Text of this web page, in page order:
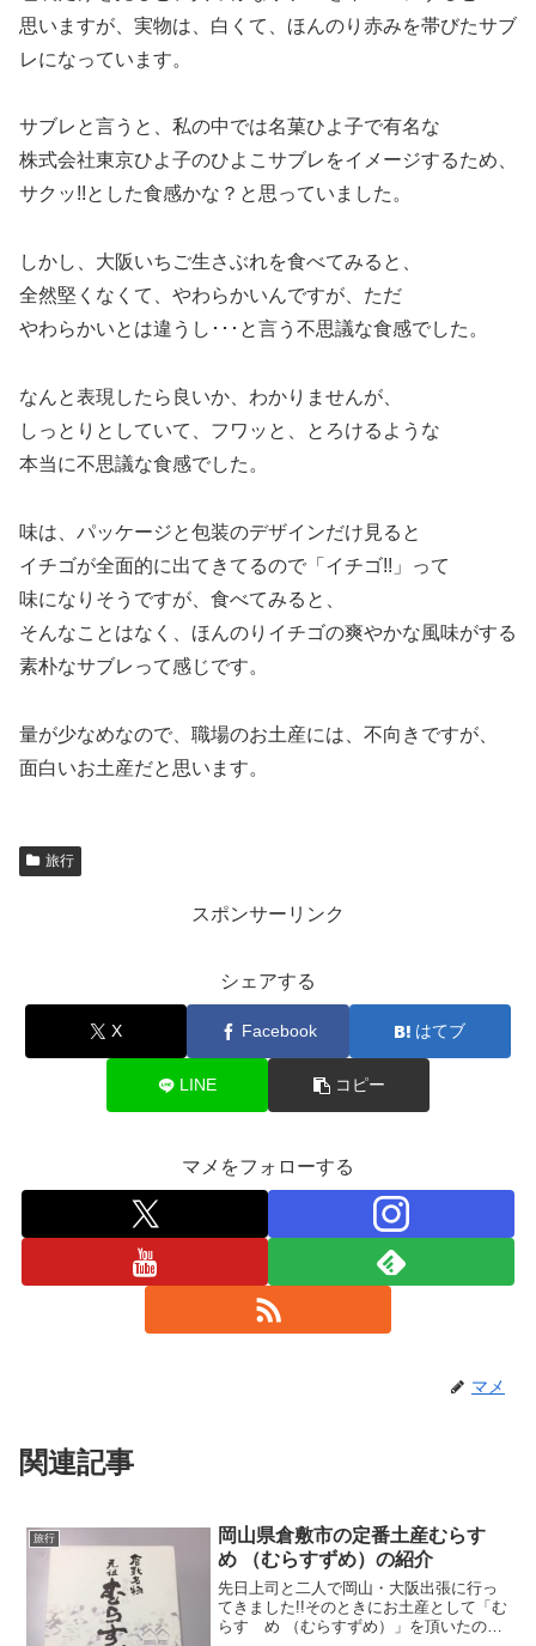
思いますが、実物は、白くて、ほんのり赤みを帯びたサブ
レになっています。
サブレと言うと、私の中では名菓ひよ子で有名な
株式会社東京ひよ子のひよこサブレをイメージするため、
サクッ!!とした食感かな？と思っていました。
しかし、大阪いちご生さぶれを食べてみると、
全然堅くなくて、やわらかいんですが、ただ
やわらかいとは違うし･･･と言う不思議な食感でした。
なんと表現したら良いか、わかりませんが、
しっとりとしていて、フワッと、とろけるような
本当に不思議な食感でした。
味は、パッケージと包装のデザインだけ見ると
イチゴが全面的に出てきてるので「イチゴ!!」って
味になりそうですが、食べてみると、
そんなことはなく、 ほんのりイチゴの爽やかな風味がする
素朴なサブレって感じです。
量が少なめなので、職場のお土産には、不向きですが、
面白いお土産だと思います。
旅行
スポンサーリンク
シェアする
X Facebook はてブ
LINE コピー
マメをフォローする
マメ
関連記事
旅行
岡山県倉敷市の定番土産むらすゞ
め （むらすずめ）の紹介
先日上司と二人で岡山・大阪出張に行っ
てきました!!そのときにお土産として「む
らすゞめ （むらすずめ）」を頂いたの